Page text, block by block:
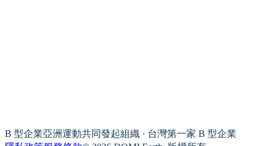
B 型企業亞洲運動共同發起組織 · 台灣第一家 B 型企業